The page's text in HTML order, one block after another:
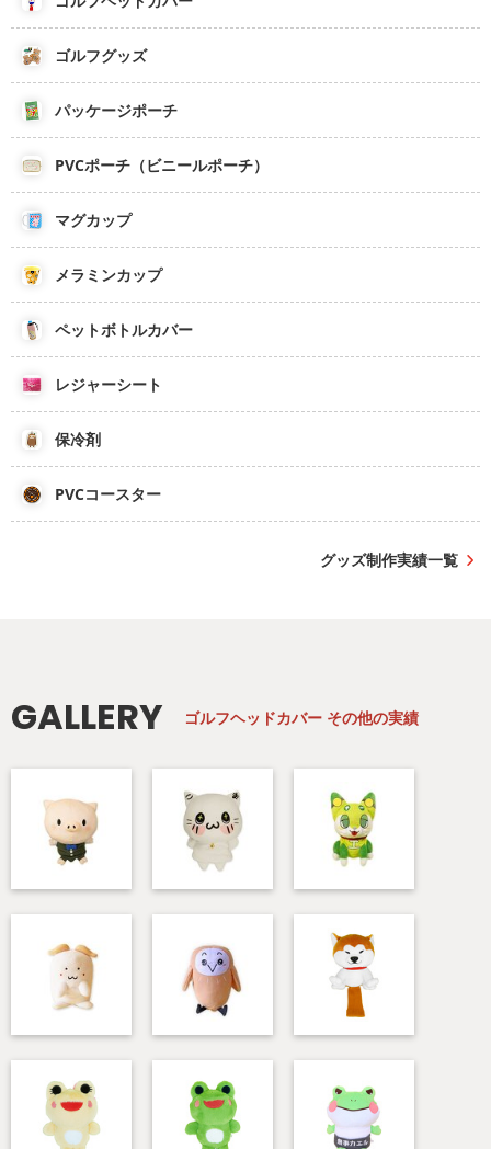
ゴルフグッズ
パッケージポーチ
PVCポーチ（ビニールポーチ）
マグカップ
メラミンカップ
ペットボトルカバー
レジャーシート
保冷剤
PVCコースター
グッズ制作実績一覧
GALLERY ゴルフヘッドカバー その他の実績